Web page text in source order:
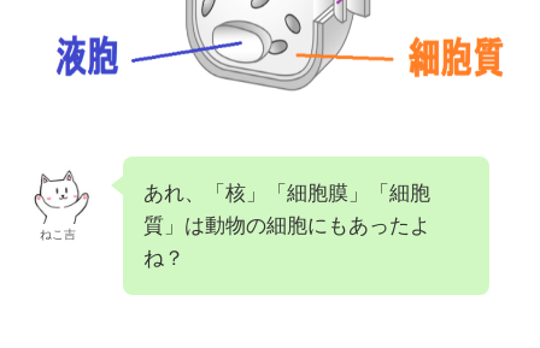
ねこ吉
あれ、「核」「細胞膜」「細胞
質」は動物の細胞にもあったよ
ね？